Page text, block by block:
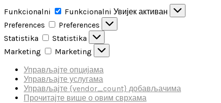
Funkcionalni Funkcionalni Увијек активан
Preferences
Preferences
Statistika
Statistika
Marketing
Marketing
Управљајте опцијама
Управљајте услугама
Управљајте {vendor_count} добављачима
Прочитајте више о овим сврхама